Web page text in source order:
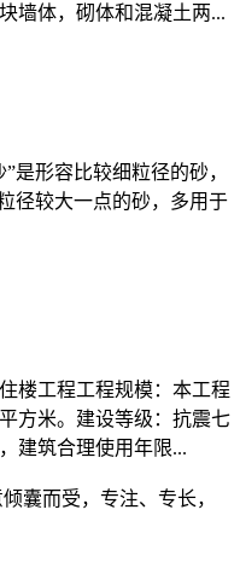
墙体，砌体和混凝土两...
是形容比较细粒径的砂，
径较大一点的砂，多用于
楼工程工程规模：本工程
方米。建设等级：抗震七
建筑合理使用年限...
囊而受，专注、专长，